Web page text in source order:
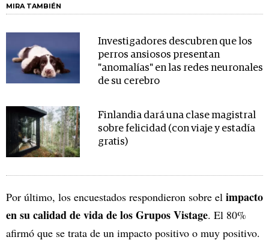
MIRA TAMBIÉN
Investigadores descubren que los
perros ansiosos presentan
"anomalías" en las redes neuronales
de su cerebro
Finlandia dará una clase magistral
sobre felicidad (con viaje y estadía
gratis)
Por último, los encuestados respondieron sobre el impacto
en su calidad de vida de los Grupos Vistage. El 80%
afirmó que se trata de un impacto positivo o muy positivo.